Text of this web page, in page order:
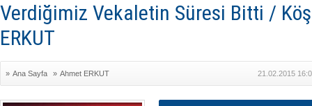
Verdiğimiz Vekaletin Süresi Bitti /
ERKUT
» Ana Sayfa » Ahmet ERKUT 21.02.2015